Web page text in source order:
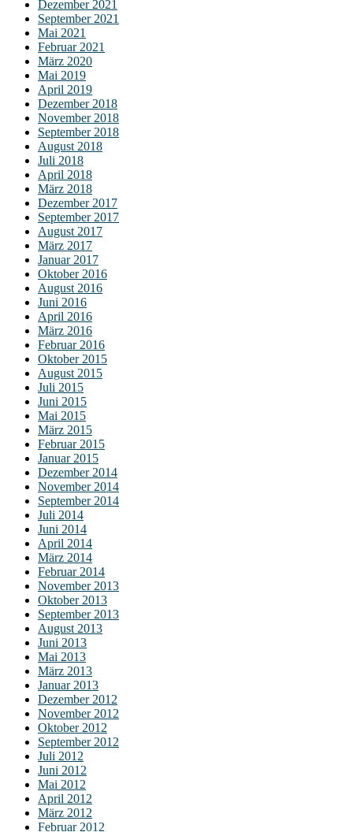
Dezember 2021
September 2021
Mai 2021
Februar 2021
März 2020
Mai 2019
April 2019
Dezember 2018
November 2018
September 2018
August 2018
Juli 2018
April 2018
März 2018
Dezember 2017
September 2017
August 2017
März 2017
Januar 2017
Oktober 2016
August 2016
Juni 2016
April 2016
März 2016
Februar 2016
Oktober 2015
August 2015
Juli 2015
Juni 2015
Mai 2015
März 2015
Februar 2015
Januar 2015
Dezember 2014
November 2014
September 2014
Juli 2014
Juni 2014
April 2014
März 2014
Februar 2014
November 2013
Oktober 2013
September 2013
August 2013
Juni 2013
Mai 2013
März 2013
Januar 2013
Dezember 2012
November 2012
Oktober 2012
September 2012
Juli 2012
Juni 2012
Mai 2012
April 2012
März 2012
Februar 2012